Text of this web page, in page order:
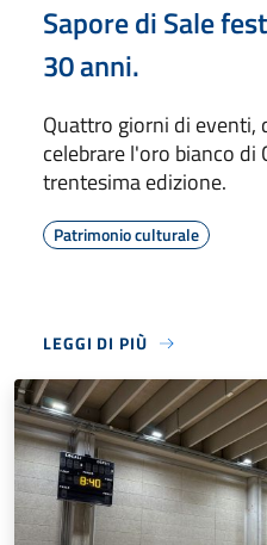
Sapore di Sale
30 anni.
Quattro giorni di eventi,
celebrare l'oro bianco di
trentesima edizione.
Patrimonio culturale
LEGGI DI PIÙ